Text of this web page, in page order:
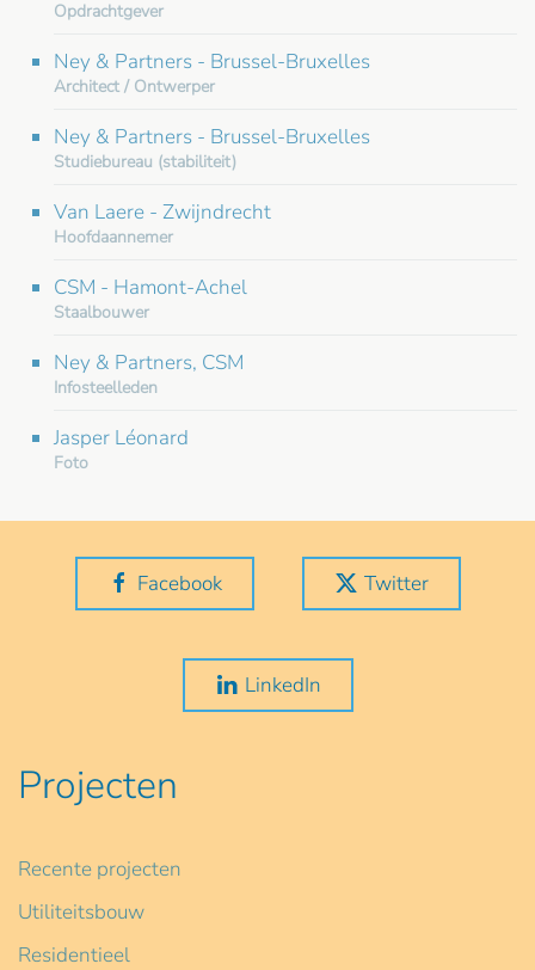
Opdrachtgever
Ney & Partners - Brussel-Bruxelles
Architect / Ontwerper
Ney & Partners - Brussel-Bruxelles
Studiebureau (stabiliteit)
Van Laere - Zwijndrecht
Hoofdaannemer
CSM - Hamont-Achel
Staalbouwer
Ney & Partners, CSM
Infosteelleden
Jasper Léonard
Foto
Facebook Twitter
LinkedIn
Projecten
Recente projecten
Utiliteitsbouw
Residentieel